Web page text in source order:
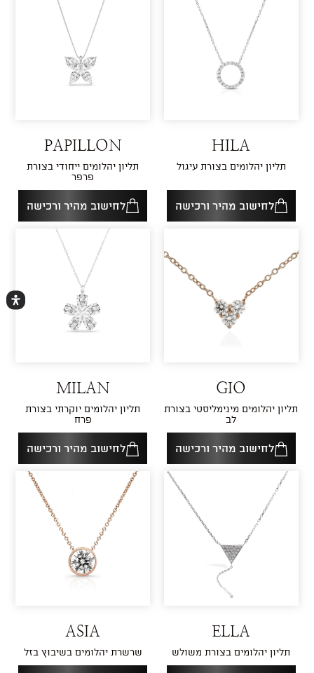
HILA
תליון יהלומים בצורת עיגול
לחישוב מהיר ורכישה
PAPILLON
תליון יהלומים ייחודי בצורת
פרפר
לחישוב מהיר ורכישה
GIO
תליון יהלומים מינימליסטי בצורת
לב
לחישוב מהיר ורכישה
MILAN
תליון יהלומים יוקרתי בצורת
פרח
לחישוב מהיר ורכישה
ELLA
תליון יהלומים בצורת משולש
ASIA
שרשרת יהלומים בשיבוץ בזל